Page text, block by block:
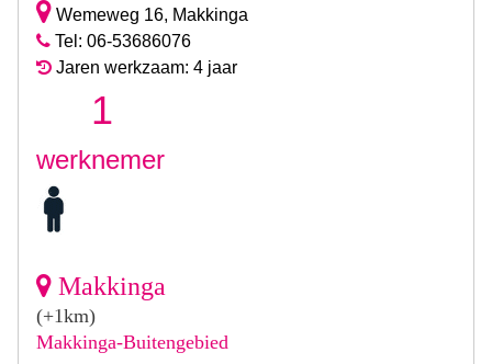
Wemeweg 16, Makkinga
Tel: 06-53686076
Jaren werkzaam: 4 jaar
1
werknemer
Makkinga
(+1km)
Makkinga-Buitengebied